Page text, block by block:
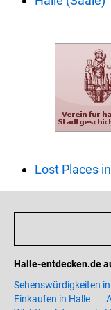
Lost Places
Halle-entdecken.de
Sehenswürdigkeiten
Einkaufen in Halle